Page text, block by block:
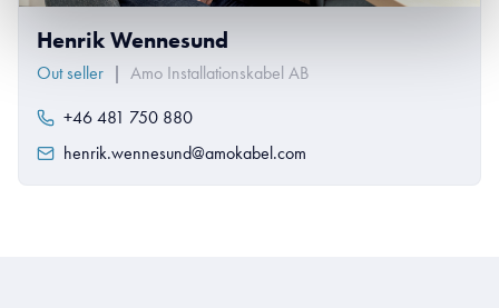
Henrik Wennesund
Out seller | Amo Installationskabel AB
+46 481 750 880
henrik.wennesund@amokabel.com